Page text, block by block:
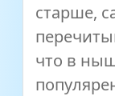
старше,
что в